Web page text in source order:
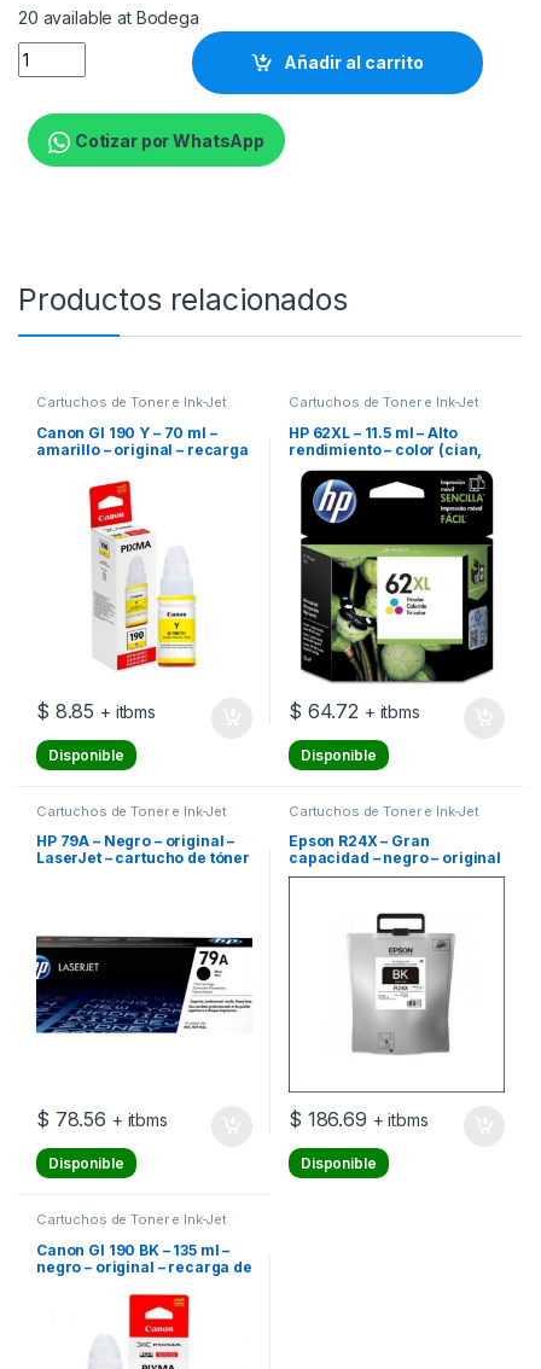
20 available at Bodega
HP 206A - Negro - original - LaserJet - cartucho de tóner
Añadir al carrito
Cotizar por WhatsApp
Productos relacionados
Cartuchos de Toner e Ink-Jet
Canon GI 190 Y – 70 ml –
amarillo – original – recarga
G3102, PIXMA G1100,
G2100, G3100, G4100
$ 8.85 + itbms
Disponible
Cartuchos de Toner e Ink-Jet
HP 62XL – 11.5 ml – Alto
rendimiento – color (cian,
magenta, amarillo) –
original – cartucho de tinta –
para ENVY 55XX, 56XX,
76XX; Officejet 200, 250,
57XX, 8040
$ 64.72 + itbms
Disponible
Cartuchos de Toner e Ink-Jet
HP 79A – Negro – original –
LaserJet – cartucho de tóner
$ 78.56 + itbms
Disponible
Cartuchos de Toner e Ink-Jet
Epson R24X – Gran
capacidad – negro – original
– paquete de tinta – para
WF-R8590 D3TWFC, WF-
R8590DTWF, WF-
R8590DTWFL
$ 186.69 + itbms
Disponible
Cartuchos de Toner e Ink-Jet
Canon GI 190 BK – 135 ml –
negro – original – recarga de
G3102; MegaTank G2110,
G3111; PIXMA G-1110,
G2100, G2110, G3110,
G4100, G4110